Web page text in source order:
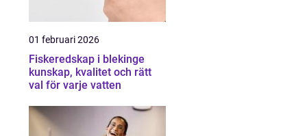
01 februari 2026
Fiskeredskap i blekinge
kunskap, kvalitet och rätt
val för varje vatten